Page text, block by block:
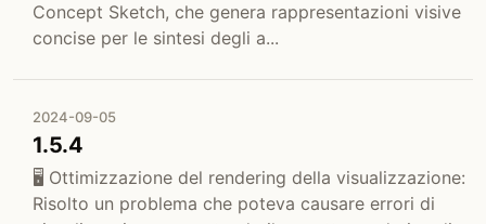
Concept Sketch, che genera rappresentazioni visive
concise per le sintesi degli a...
2024-09-05
1.5.4
🖥️ Ottimizzazione del rendering della visualizzazione:
Risolto un problema che poteva causare errori di